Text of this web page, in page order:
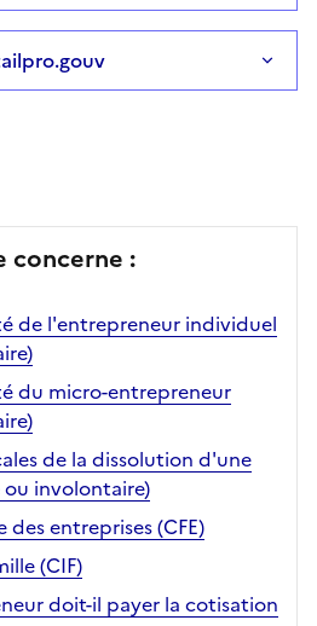
concerne :
de l'entrepreneur individuel
du micro-entrepreneur
de la dissolution d'une
involontaire)
entreprises (CFE)
(CIF)
doit-il payer la cotisation